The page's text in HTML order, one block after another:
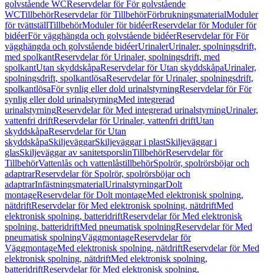
golvstående WCReservdelar för För golvstående
WCTillbehörReservdelar för TillbehörFörbrukningsmaterialModuler
för tvättställTillbehörModuler för bidéerReservdelar för Moduler för
bidéerFör vägghängda och golvstående bidéerReservdelar för För
vägghängda och golvstående bidéerUrinalerUrinaler, spolningsdrift,
med spolkantReservdelar för Urinaler, spolningsdrift, med
spolkantUtan skyddskåpaReservdelar för Utan skyddskåpaUrinaler,
spolningsdrift, spolkantlösaReservdelar för Urinaler, spolningsdrift,
spolkantlösaFör synlig eller dold urinalstyrningReservdelar för För
synlig eller dold urinalstyrningMed integrerad
urinalstyrningReservdelar för Med integrerad urinalstyrningUrinaler,
vattenfri driftReservdelar för Urinaler, vattenfri driftUtan
skyddskåpaReservdelar för Utan
skyddskåpaSkiljeväggarSkiljeväggar i plastSkiljeväggar i
glasSkiljeväggar av sanitetsporslinTillbehörReservdelar för
TillbehörVattenlås och vattenlåstillbehörSpolrör, spolrörsböjar och
adaptrarReservdelar för Spolrör, spolrörsböjar och
adaptrarInfästningsmaterialUrinalstyrningarDolt
montageReservdelar för Dolt montageMed elektronisk spolning,
nätdriftReservdelar för Med elektronisk spolning, nätdriftMed
elektronisk spolning, batteridriftReservdelar för Med elektronisk
spolning, batteridriftMed pneumatisk spolningReservdelar för Med
pneumatisk spolningVäggmontageReservdelar för
VäggmontageMed elektronisk spolning, nätdriftReservdelar för Med
elektronisk spolning, nätdriftMed elektronisk spolning,
batteridriftReservdelar för Med elektronisk spolning,